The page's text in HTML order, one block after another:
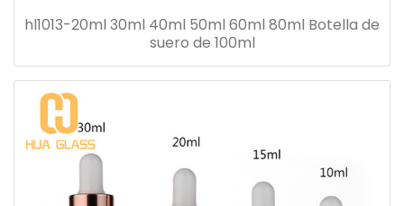
hl1013-20ml 30ml 40ml 50ml 60ml 80ml Botella de
suero de 100ml